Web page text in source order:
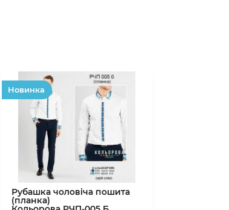
Hовинка
Рубашка чоловіча пошита
(планка)